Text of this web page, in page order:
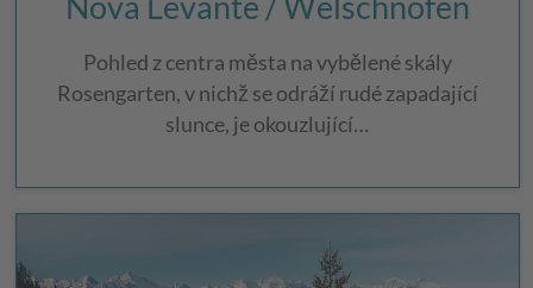
Pohled z centra města na vybělené skály
Rosengarten, v nichž se odráží rudé zapadající
slunce, je okouzlující…